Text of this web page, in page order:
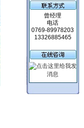
曾经理
电话
0769-89978203
13326885465